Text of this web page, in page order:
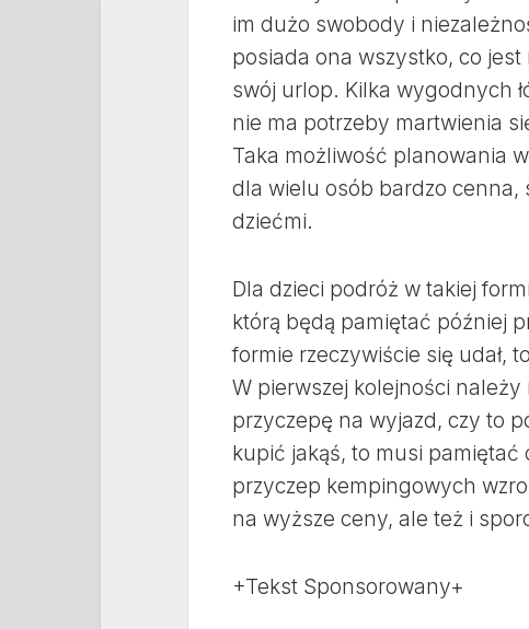
im dużo swobody i
posiada ona wszystko, co
swój urlop. Kilka wygodnych
nie ma potrzeby martwienia
Taka możliwość planowania
dla wielu osób bardzo cenna,
dziećmi.
Dla dzieci podróż w takiej
którą będą pamiętać później
formie rzeczywiście się udał,
W pierwszej kolejności
przyczepę na wyjazd, czy to
kupić jakąś, to musi
przyczep kempingowych
na wyższe ceny, ale też i
+Tekst Sponsorowany+